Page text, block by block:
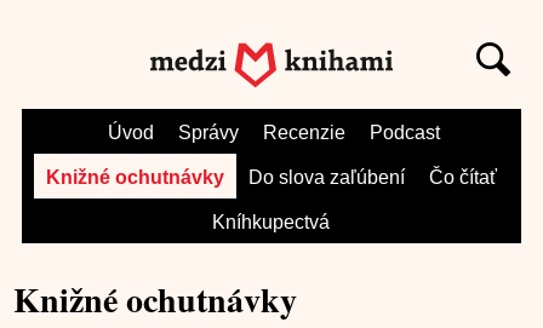
Úvod Správy Recenzie Podcast
Knižné ochutnávky Do slova zaľúbení Čo čítať
Kníhkupectvá
Knižné ochutnávky